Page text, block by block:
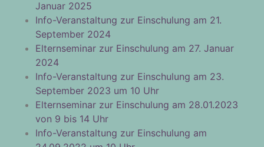
Januar 2025
Info-Veranstaltung zur Einschulung am 21.
September 2024
Elternseminar zur Einschulung am 27. Januar
2024
Info-Veranstaltung zur Einschulung am 23.
September 2023 um 10 Uhr
Elternseminar zur Einschulung am 28.01.2023
von 9 bis 14 Uhr
Info-Veranstaltung zur Einschulung am